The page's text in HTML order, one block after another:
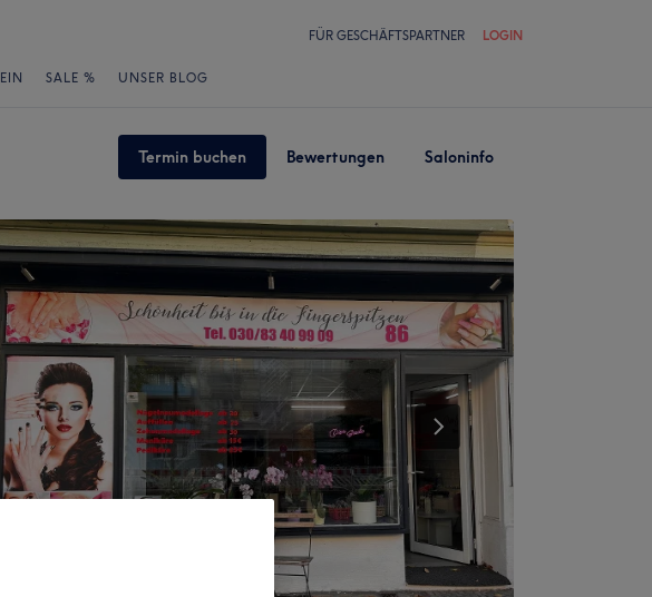
FÜR GESCHÄFTSPARTNER LOGIN
SALE % UNSER BLOG
Termin buchen Bewertungen Saloninfo